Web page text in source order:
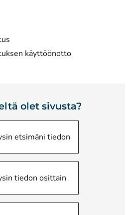
käyttöönotto
olet sivusta?
etsimäni tiedon
tiedon osittain